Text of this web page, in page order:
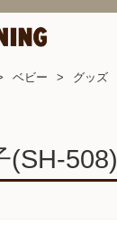
ベビー
グッズ
(SH-508)